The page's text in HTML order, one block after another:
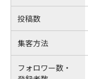
投稿数
集客方法
フォロワー数・